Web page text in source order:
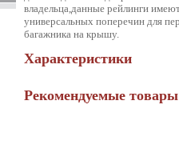
владельца,данные рейлинги
универсальных поперечин для
багажника на крышу.
Характеристики
Рекомендуемые товары